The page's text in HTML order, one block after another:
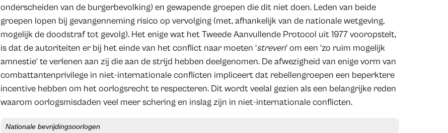
onderscheiden van de burgerbevolking) en gewapende groepen die dit niet doen. Leden van beide
groepen lopen bij gevangenneming risico op vervolging (met, afhankelijk van de nationale wetgeving,
mogelijk de doodstraf tot gevolg). Het enige wat het Tweede Aanvullende Protocol uit 1977 vooropstelt,
is dat de autoriteiten er bij het einde van het conflict naar moeten ‘streven’ om een ‘zo ruim mogelijk
amnestie’ te verlenen aan zij die aan de strijd hebben deelgenomen. De afwezigheid van enige vorm van
combattantenprivilege in niet-internationale conflicten impliceert dat rebellengroepen een beperktere
incentive hebben om het oorlogsrecht te respecteren. Dit wordt veelal gezien als een belangrijke reden
waarom oorlogsmisdaden veel meer schering en inslag zijn in niet-internationale conflicten.
Nationale bevrijdingsoorlogen